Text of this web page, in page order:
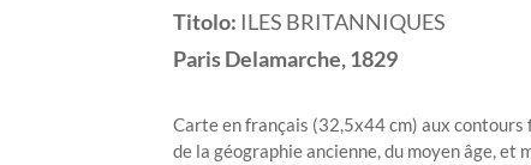
Titolo: ILES BRITANNIQUES
ParisDelamarche,1829
Carte en français (32,5x44 cm) aux
de la géographie ancienne, du moyen âge, et